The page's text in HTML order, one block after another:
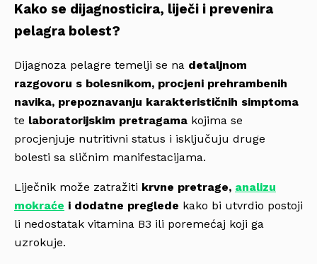
Kako se dijagnosticira, liječi i prevenira
pelagra bolest?
Dijagnoza pelagre temelji se na detaljnom
razgovoru s bolesnikom, procjeni prehrambenih
navika, prepoznavanju karakterističnih simptoma
te laboratorijskim pretragama kojima se
procjenjuje nutritivni status i isključuju druge
bolesti sa sličnim manifestacijama.
Liječnik može zatražiti krvne pretrage, analizu
mokraće i dodatne preglede kako bi utvrdio postoji
li nedostatak vitamina B3 ili poremećaj koji ga
uzrokuje.